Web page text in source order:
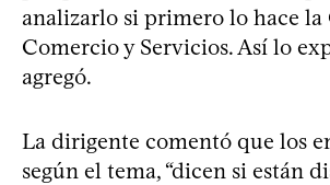
analizarlo si primero lo hace la
Comercio y Servicios. Así lo
agregó.
La dirigente comentó que los
según el tema, “dicen si están